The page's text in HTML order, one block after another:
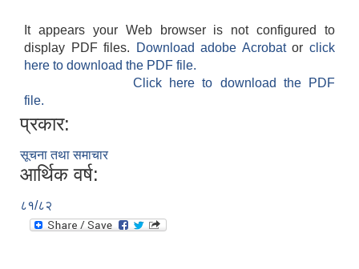
It appears your Web browser is not configured to
display PDF files.
Download adobe Acrobatorclick
here to download the PDF file.
Click here to download the PDF
file.
प्रकार:
सूचना तथा समाचार
आर्थिक वर्ष:
८१/८२